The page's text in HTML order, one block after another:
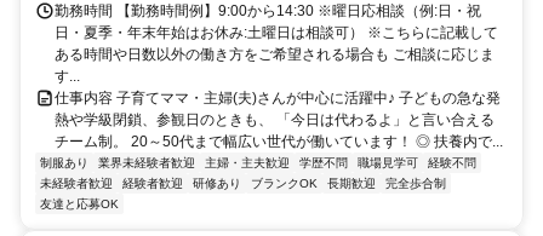
勤務時間 【勤務時間例】9:00から14:30 ※曜日応相談（例:日・祝
日・夏季・年末年始はお休み:土曜日は相談可） ※こちらに記載して
ある時間や日数以外の働き方をご希望される場合も ご相談に応じま
す...
仕事内容 子育てママ・主婦(夫)さんが中心に活躍中♪ 子どもの急な発
熱や学級閉鎖、参観日のときも、 「今日は代わるよ」と言い合える
チーム制。 20～50代まで幅広い世代が働いています！ ◎ 扶養内で...
制服あり 業界未経験者歓迎 主婦・主夫歓迎 学歴不問 職場見学可
経験不問
未経験者歓迎
経験者歓迎 研修あり ブランクOK 長期歓迎
完全歩合制
友達と応募OK